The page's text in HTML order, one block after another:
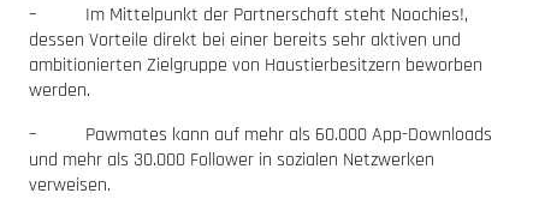
– Im Mittelpunkt der Partnerschaft steht Noochies!,
dessen Vorteile direkt bei einer bereits sehr aktiven und
ambitionierten Zielgruppe von Haustierbesitzern beworben
werden.
– Pawmates kann auf mehr als 60.000 App-Downloads
und mehr als 30.000 Follower in sozialen Netzwerken
verweisen.